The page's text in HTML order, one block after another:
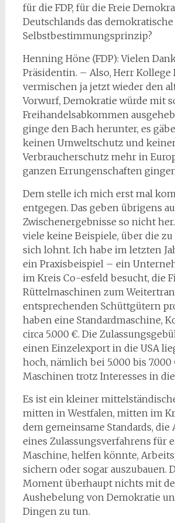
für die FDP, für die Freie
Deutschlands das demokratische
Selbstbestimmungsprinzip?
Henning Höne (FDP): Vielen
Präsidentin. – Also, Herr Kollege
vermischen ja jetzt wieder den
Vorwurf, Demokratie würde mit
Freihandelsabkommen
ginge den Bach herunter, es
keinen Umweltschutz und
Verbraucherschutz mehr in
ganzen Errungenschaften
Dem stelle ich mich erst mal
entgegen. Das geben übrigens
Zwischenergebnisse so nicht
viele keine Beispiele, über die
sich lohnt. Ich habe im letzten
ein Praxisbeispiel – ein
im Kreis Co-esfeld besucht, die
Rüttelmaschinen zum
entsprechenden Schüttgütern
haben eine Standardmaschine,
circa 5.000 €. Die
einen Einzelexport in die USA
hoch, nämlich bei 5.000 bis 7.000
Maschinen trotz Interesses in die
Es ist ein kleiner
mitten in Westfalen, mitten im
dem gemeinsame Standards,
eines Zulassungsverfahrens für
Maschine, helfen könnte,
sichern oder sogar auszubauen.
Moment überhaupt nichts mit
Aushebelung von Demokratie
Dingen zu tun.